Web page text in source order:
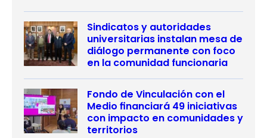
Sindicatos y autoridades
universitarias instalan mesa de
diálogo permanente con foco
en la comunidad funcionaria
Fondo de Vinculación con el
Medio financiará 49 iniciativas
con impacto en comunidades y
territorios